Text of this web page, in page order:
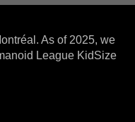
As of 2025, we
League KidSize